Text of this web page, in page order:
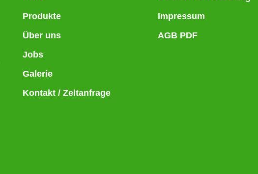
Produkte
Über uns
Jobs
Galerie
Kontakt / Zeltanfrage
Impressum
AGB PDF